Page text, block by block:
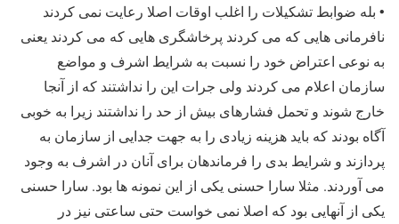
• بله ضوابط تشکیلات را اغلب اوقات اصلا رعایت نمی کردند
نافرمانی هایی که می کردند پرخاشگری هایی که می کردند یعنی
به نوعی اعتراض خود را نسبت به شرایط اشرف و مواضع
سازمان اعلام می کردند ولی جرات این را نداشتند که از آنجا
خارج شوند و تحمل فشارهای بیش از حد را نداشتند زیرا به خوبی
آگاه بودند که باید هزینه زیادی را به جهت جدایی از سازمان به
پردازند و شرایط بدی را فرماندهان برای آنان در اشرف به وجود
می آوردند. مثلا سارا حسنی یکی از این نمونه ها بود. سارا حسنی
یکی از آنهایی بود که اصلا نمی خواست حتی ساعتی نیز در